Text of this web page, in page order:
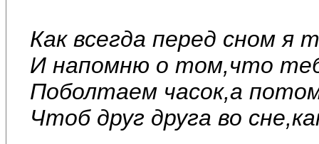
Как всегда перед сном я
И напомню о том,что
Поболтаем часок,а
Чтоб друг друга во